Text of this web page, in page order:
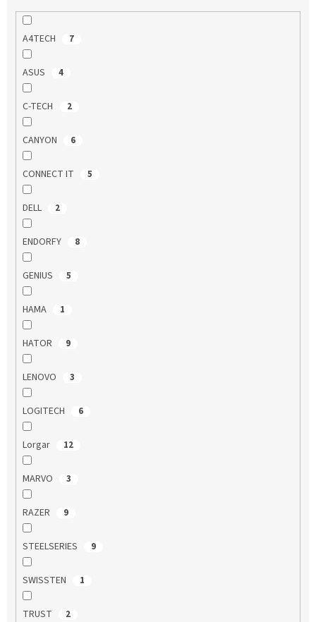
A4TECH 7
ASUS 4
C-TECH 2
CANYON 6
CONNECT IT 5
DELL 2
ENDORFY 8
GENIUS 5
HAMA 1
HATOR 9
LENOVO 3
LOGITECH 6
Lorgar 12
MARVO 3
RAZER 9
STEELSERIES 9
SWISSTEN 1
TRUST 2